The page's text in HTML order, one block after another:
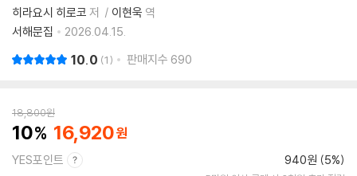
히라요시 히로코 저 이현욱 역
서해문집
2026.04.15.
10.0 1 판매지수 690
18,800원
10 16,920
YES포인트 940원 (5%)